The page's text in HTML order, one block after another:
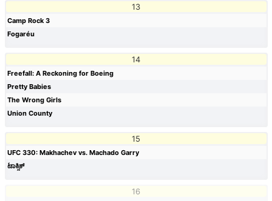
13
Camp Rock 3
Fogaréu
14
Freefall: A Reckoning for Boeing
Pretty Babies
The Wrong Girls
Union County
15
UFC 330: Makhachev vs. Machado Garry
ಟಾಕ್ಸಿಕ್
16